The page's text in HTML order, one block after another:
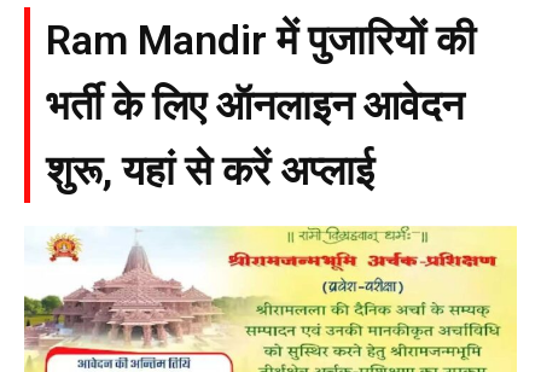
Ram Mandir में पुजारियों की
भर्ती के लिए ऑनलाइन आवेदन
शुरू, यहां से करें अप्लाई